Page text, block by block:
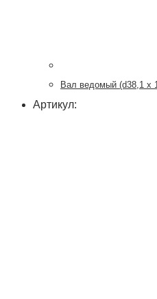
Вал ведомый (d38,1 х
Артикул: